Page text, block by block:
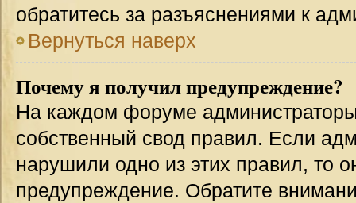
обратитесь за разъяснениями к
Вернуться наверх
Почему я получил предупреждение?
На каждом форуме
собственный свод правил. Если
нарушили одно из этих правил, то
предупреждение. Обратите